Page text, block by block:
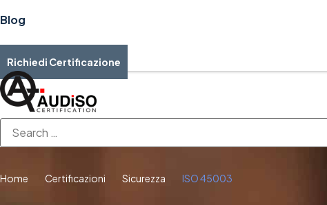
Blog
Richiedi Certificazione
Home Certificazioni Sicurezza ISO 45003